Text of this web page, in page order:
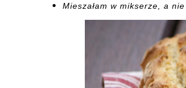
Mieszałam w mikserze, a nie